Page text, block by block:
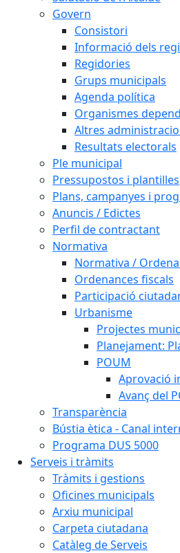
Govern
Consistori
Informació dels
Regidories
Grups municipals
Agenda política
Organismes
Altres
Resultats electorals
Ple municipal
Pressupostos i plantilles
Plans, campanyes i
Anuncis / Edictes
Perfil de contractant
Normativa
Normativa /
Ordenances fiscals
Participació
Urbanisme
Projectes
Planejament:
POUM
Aprovació
Avanç del
Transparència
Bústia ètica - Canal
Programa DUS 5000
Serveis i tràmits
Tràmits i gestions
Oficines municipals
Arxiu municipal
Carpeta ciutadana
Catàleg de Serveis